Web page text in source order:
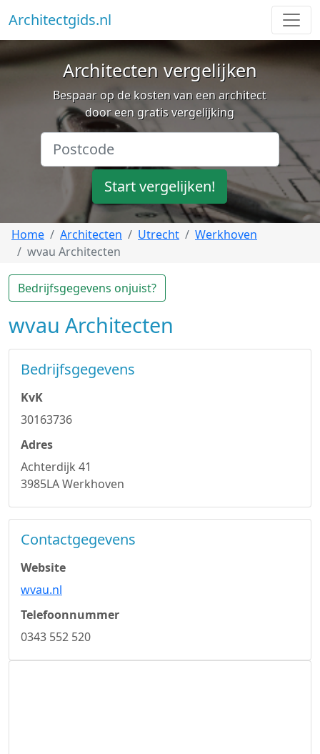
Architectgids.nl
Architecten vergelijken
Bespaar op de kosten van een architect
door een gratis vergelijking
Start vergelijken!
Home Architecten Utrecht
Werkhoven
wvau Architecten
Bedrijfsgegevens onjuist?
wvau Architecten
Bedrijfsgegevens
KvK
30163736
Adres
Achterdijk 41
3985LA Werkhoven
Contactgegevens
Website
wvau.nl
Telefoonnummer
0343 552 520